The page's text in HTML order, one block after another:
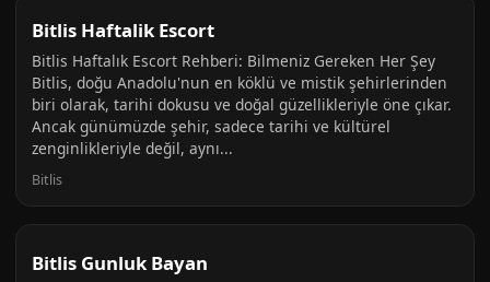
Bitlis Haftalik Escort
Bitlis Haftalık Escort Rehberi: Bilmeniz Gereken Her Şey
Bitlis, doğu Anadolu'nun en köklü ve mistik şehirlerinden
biri olarak, tarihi dokusu ve doğal güzellikleriyle öne çıkar.
Ancak günümüzde şehir, sadece tarihi ve kültürel
zenginlikleriyle değil, aynı...
Bitlis
Bitlis Gunluk Bayan